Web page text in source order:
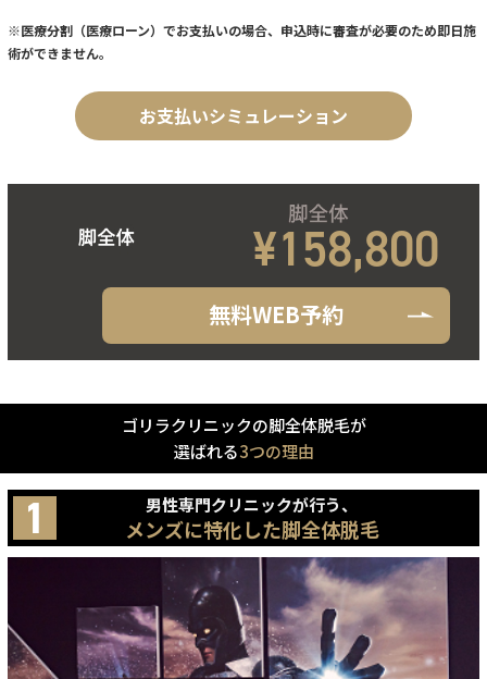
※医療分割（医療ローン）でお支払いの場合、申込時に審査が必要のため即日施
術ができません。
お支払いシミュレーション
¥158,800
無料WEB予約
ゴリラクリニックの脚全体脱毛が
選ばれる3つの理由
男性専門クリニックが行う、
メンズに特化した脚全体脱毛